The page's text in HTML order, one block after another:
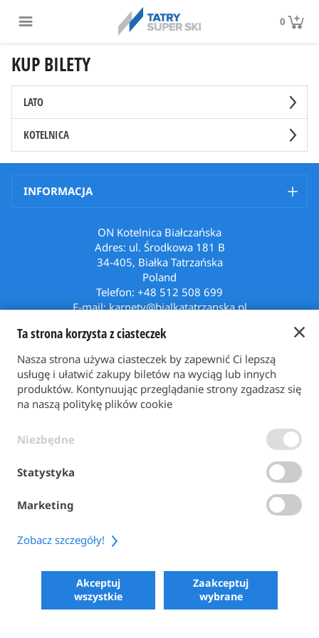
0
KUP BILETY
LATO
KOTELNICA
INFORMACJA
ON Kotelnica Białczańska
Adres: ul. Środkowa 181 B
34-405, Białka Tatrzańska
Poland
Telefon: +48 512 508 699
E-mail: karnety@bialkatatrzanska.pl
Powrót do strony głównej
FORMA PŁATNOŚCI
COPYRIGHT 2026
POWERED BY SKIPERFORMANCE
Ta strona korzysta z ciasteczek
Nasza strona używa ciasteczek by zapewnić Ci lepszą
usługę i ułatwić zakupy biletów na wyciąg lub innych
produktów. Kontynuując przeglądanie strony zgadzasz się
na naszą politykę plików cookie
Niezbędne
Statystyka
Marketing
Zobacz szczegóły!